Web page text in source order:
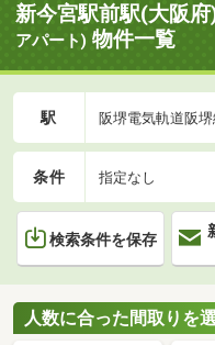
新今宮駅前駅(大阪
アパート) 物件一覧
駅 阪堺電気軌道阪
条件 指定なし
検索条件を保存
人数に合った間取りを